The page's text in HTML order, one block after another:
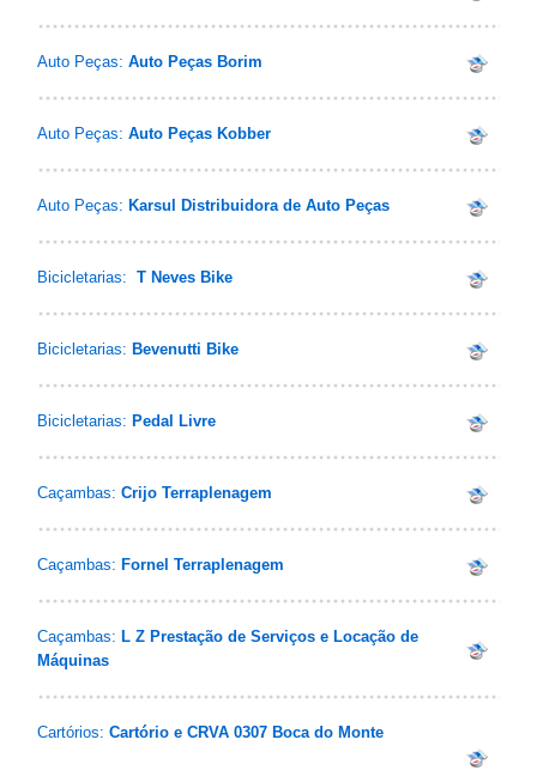
Auto Peças: Auto Peças Borim
Auto Peças: Auto Peças Kobber
Auto Peças: Karsul Distribuidora de Auto Peças
Bicicletarias: T Neves Bike
Bicicletarias: Bevenutti Bike
Bicicletarias: Pedal Livre
Caçambas: Crijo Terraplenagem
Caçambas: Fornel Terraplenagem
Caçambas: L Z Prestação de Serviços e Locação de
Máquinas
Cartórios: Cartório e CRVA 0307 Boca do Monte